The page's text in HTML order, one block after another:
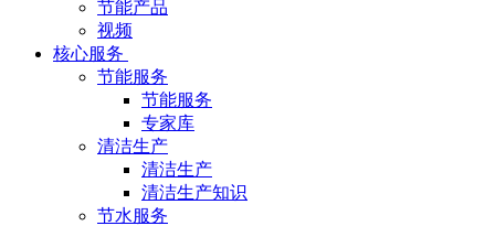
节能产品
视频
核心服务
节能服务
节能服务
专家库
清洁生产
清洁生产
清洁生产知识
节水服务